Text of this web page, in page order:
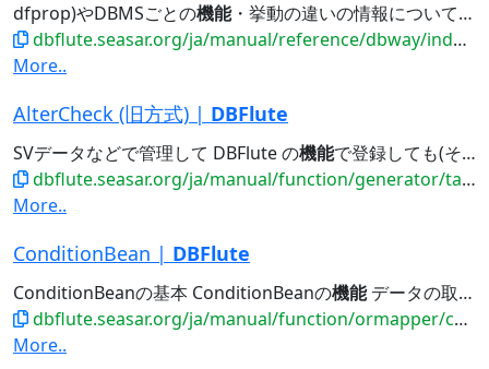
dfprop)やDBMSごとの機能・挙動の違いの情報について 取り扱っているDBMS Exampleのススメ...準サポートのDBMS 準サポートのDBMSでは、サポートされていない
dbflute.seasar.org/ja/manual/reference/dbway/index.html
More..
AlterCheck (旧方式) | DBFlute
SVデータなどで管理して DBFlute の機能で登録しても(そういった
dbflute.seasar.org/ja/manual/function/generator/task/replaceschema/altercheckold.html
More..
ConditionBean | DBFlute
ConditionBeanの基本 ConditionBeanの機能データの取得 データの絞り込み データの並び替え 検索スタイル...※ディベロッパーは必ず一度は目を通しましょう ConditionBeanの
dbflute.seasar.org/ja/manual/function/ormapper/conditionbean/index.html
More..